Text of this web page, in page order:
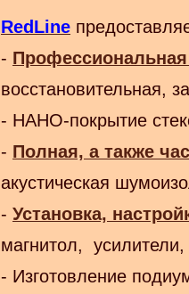
RedLine
-
восстановительная,
- НАНО-покрытие
- Полная, а также
акустическая
-Установка,
магнитол,
- Изготовление